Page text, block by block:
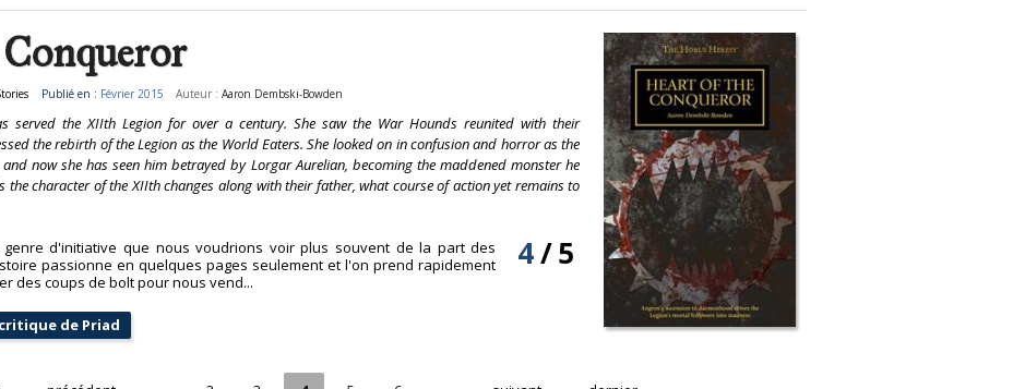
Publié en : Février 2015 Auteur :Aaron Dembski-Bowden
served the XIIth Legion for over a century. She saw the War Hounds reunited with their
the rebirth of the Legion as the World Eaters. She looked on in confusion and horror as the
now she has seen him betrayed by Lorgar Aurelian, becoming the maddened monster he
the character of the XIIth changes along with their father, what course of action yet remains to
4/5
d'initiative que nous voudrions voir plus souvent de la part des
passionne en quelques pages seulement et l'on prend rapidement
des coups de bolt pour nous vend...
de Priad